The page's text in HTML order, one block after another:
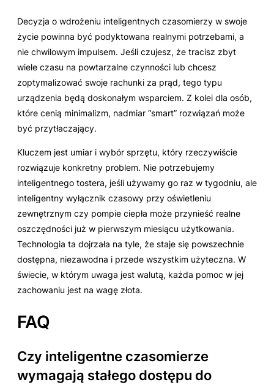
Decyzja o wdrożeniu inteligentnych czasomierzy w swoje
życie powinna być podyktowana realnymi potrzebami, a
nie chwilowym impulsem. Jeśli czujesz, że tracisz zbyt
wiele czasu na powtarzalne czynności lub chcesz
zoptymalizować swoje rachunki za prąd, tego typu
urządzenia będą doskonałym wsparciem. Z kolei dla osób,
które cenią minimalizm, nadmiar “smart” rozwiązań może
być przytłaczający.
Kluczem jest umiar i wybór sprzętu, który rzeczywiście
rozwiązuje konkretny problem. Nie potrzebujemy
inteligentnego tostera, jeśli używamy go raz w tygodniu, ale
inteligentny wyłącznik czasowy przy oświetleniu
zewnętrznym czy pompie ciepła może przynieść realne
oszczędności już w pierwszym miesiącu użytkowania.
Technologia ta dojrzała na tyle, że staje się powszechnie
dostępna, niezawodna i przede wszystkim użyteczna. W
świecie, w którym uwaga jest walutą, każda pomoc w jej
zachowaniu jest na wagę złota.
FAQ
Czy inteligentne czasomierze
wymagają stałego dostępu do